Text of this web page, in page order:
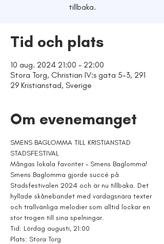
tillbaka.
Tid och plats
10 aug. 2024 21:00 – 22:00
Stora Torg, Christian IV:s gata 5-3, 291
29 Kristianstad, Sverige
Om evenemanget
SMENS BAGLOMMA TILL KRISTIANSTAD
STADSFESTIVAL
Mångas lokala favoriter – Smens Baglomma!
Smens Baglomma gjorde succé på
Stadsfestivalen 2024 och är nu tillbaka. Det
hyllade skånebandet med vardagsnära texter
och trallvänliga melodier som alltid lockar en
stor trogen till sina spelningar.
Tid: Lördag augusti, 21:00
Plats: Stora Torg